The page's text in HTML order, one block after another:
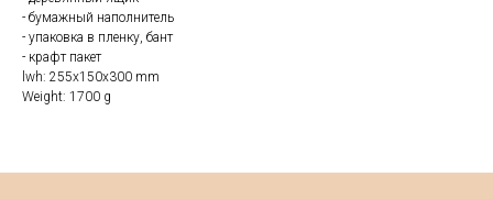
- бумажный наполнитель
- упаковка в пленку, бант
- крафт пакет
lwh: 255x150x300 mm
Weight: 1700 g